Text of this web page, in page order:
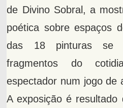
de Divino Sobral, a
poética sobre espaços
das 18 pinturas se
fragmentos do
espectador num jogo de
A exposição é